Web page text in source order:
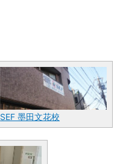
SEF 墨田文花校